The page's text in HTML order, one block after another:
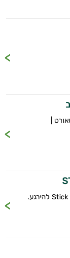
|
כשהגוף מבקש להירגע – Stick to Relax להירגע.